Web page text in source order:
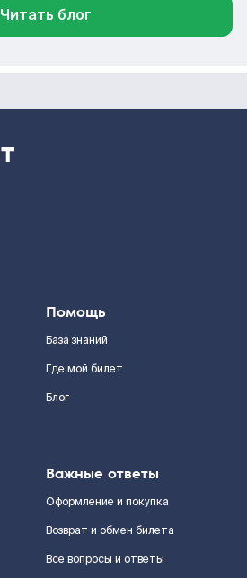
Читать блог
Помощь
База знаний
Где мой билет
Блог
Важные ответы
Оформление и покупка
Возврат и обмен билета
Все вопросы и ответы